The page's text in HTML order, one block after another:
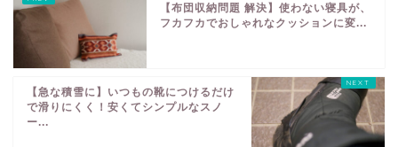
【布団収納問題 解決】使わない寝具が、
フカフカでおしゃれなクッションに変...
【急な積雪に】いつもの靴につけるだけ
で滑りにくく！安くてシンプルなスノ
ー...